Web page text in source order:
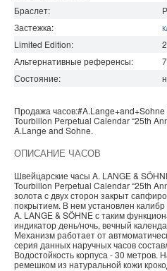
Браслет:
Застежка:
Limited Edition:
Альтернативные референсы:
Состояние:
Продажа часов:#A.Lange+and+Sohne
Tourbillon Perpetual Calendar “25th
A.Lange and Sohne.
ОПИСАНИЕ ЧАСОВ
Швейцарские часы A. LANGE &
Tourbillon Perpetual Calendar “25th
золота с двух сторон закрыт
покрытием. В нем установлен
A. LANGE & SÖHNE с таким
индикатор день/ночь, вечный
Механизм работает от
серия данных наручных часов
Водостойкость корпуса - 30 метров.
ремешком из натуральной кожи